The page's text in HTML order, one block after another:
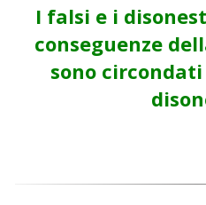
I falsi e i
conseguenze
sono